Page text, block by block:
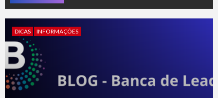
4
7 Erros que Impedem
5
Como Aumentar as Vendas de
DICAS INFORMAÇÕES